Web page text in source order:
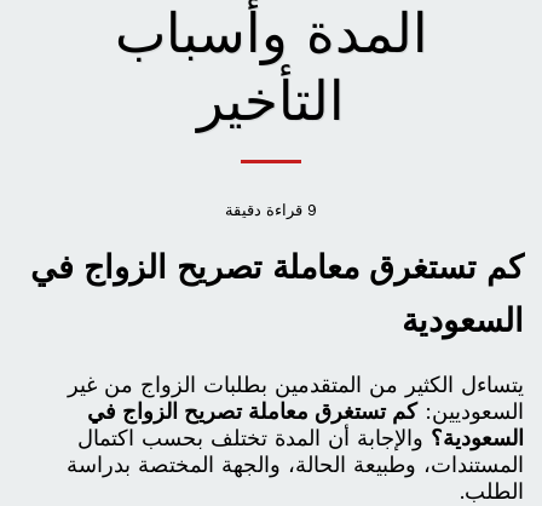
المدة وأسباب
التأخير
9 قراءة دقيقة
كم تستغرق معاملة تصريح الزواج في
السعودية
يتساءل الكثير من المتقدمين بطلبات الزواج من غير
السعوديين:كم تستغرق معاملة تصريح الزواج في
السعودية؟ والإجابة أن المدة تختلف بحسب اكتمال
المستندات، وطبيعة الحالة، والجهة المختصة بدراسة
الطلب.